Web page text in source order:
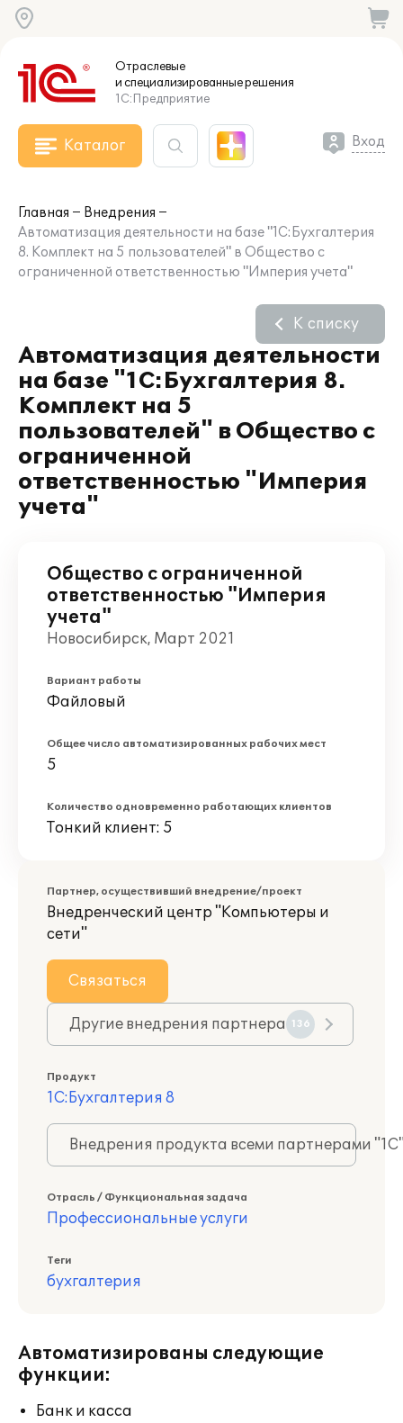
Отраслевые
и специализированныерешения
1С:Предприятие
Каталог Вход
Главная
Внедрения
Автоматизация деятельности на базе "1С:Бухгалтерия
8. Комплект на 5 пользователей" в Общество с
ограниченной ответственностью "Империя учета"
Автоматизация деятельности
на базе "1С:Бухгалтерия 8.
Комплект на 5
пользователей" в Общество с
ограниченной
ответственностью "Империя
учета"
К списку
Общество с ограниченной
ответственностью "Империя
учета"
Новосибирск, Март 2021
Вариант работы
Файловый
Общее число автоматизированных рабочих мест
5
Количество одновременно работающих клиентов
Тонкий клиент: 5
Партнер, осуществивший внедрение/проект
Внедренческий центр "Компьютеры и
сети"
Связаться
Другие внедрения партнера 136
Продукт
1С:Бухгалтерия 8
Внедрения продукта всеми партнерами
Отрасль / Функциональная задача
Профессиональные услуги
Теги
бухгалтерия
Автоматизированы следующие
функции:
Банк и касса